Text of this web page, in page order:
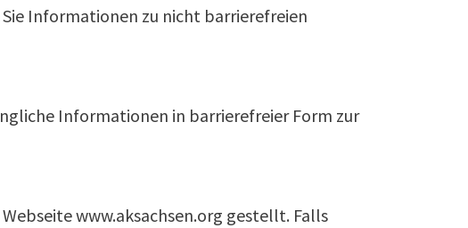
Informationen zu nicht barrierefreien
Informationen in barrierefreier Form zur
www.aksachsen.org gestellt. Falls